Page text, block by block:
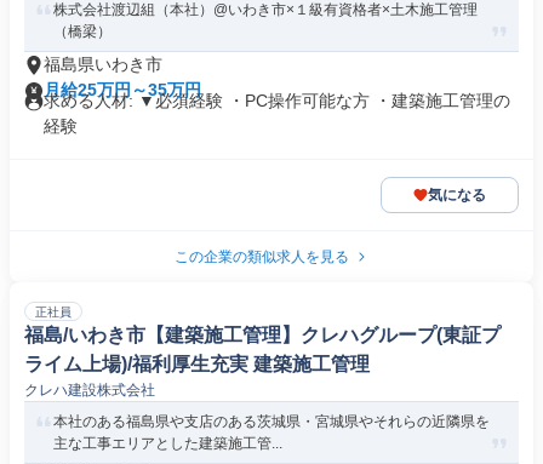
株式会社渡辺組（本社）@いわき市×１級有資格者×土木施工管理
（橋梁）
福島県いわき市
月給25万円～35万円
求める人材: ▼必須経験 ・PC操作可能な方 ・建築施工管理の
経験
気になる
この企業の類似求人を見る
正社員
福島/いわき市【建築施工管理】クレハグループ(東証プ
ライム上場)/福利厚生充実 建築施工管理
クレハ建設株式会社
本社のある福島県や支店のある茨城県・宮城県やそれらの近隣県を
主な工事エリアとした建築施工管...